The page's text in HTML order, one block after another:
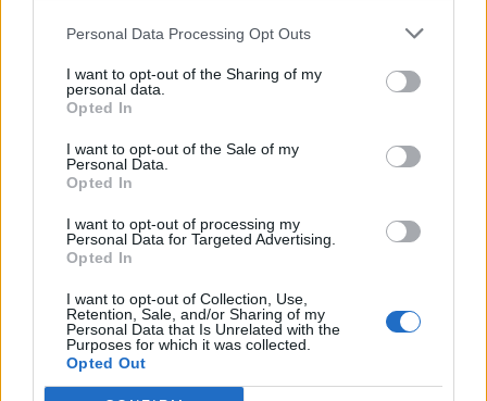
Personal Data Processing Opt Outs
I want to opt-out of the Sharing of my
personal data.
Opted In
I want to opt-out of the Sale of my
Personal Data.
Opted In
I want to opt-out of processing my
Personal Data for Targeted Advertising.
Opted In
I want to opt-out of Collection, Use,
Retention, Sale, and/or Sharing of my
Personal Data that Is Unrelated with the
Purposes for which it was collected.
Opted Out
TheCars.gr|19/02/2026 18:00
Δοκιμάζουμε το οικογενειακό